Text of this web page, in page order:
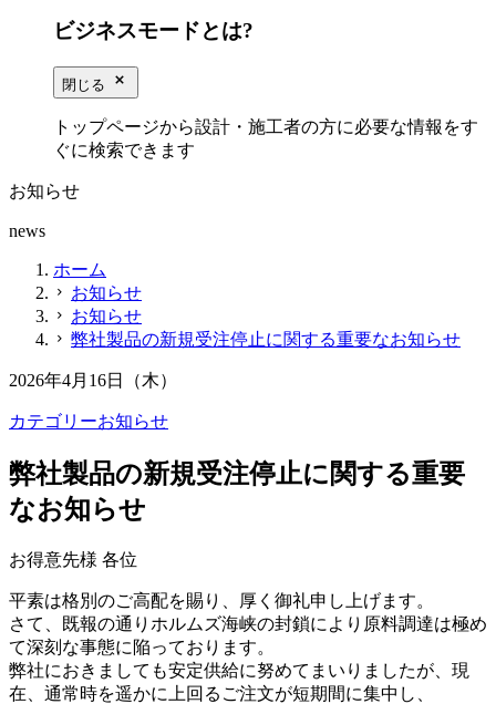
ビジネスモードとは?
閉じる close_small
トップページから設計・施工者の方に必要な情報をす
ぐに検索できます
お知らせ
news
ホーム
chevron_right お知らせ
chevron_right お知らせ
chevron_right 弊社製品の新規受注停止に関する重要なお知らせ
2026年4月16日（木）
カテゴリーお知らせ
弊社製品の新規受注停止に関する重要
なお知らせ
お得意先様 各位
平素は格別のご高配を賜り、厚く御礼申し上げます。
さて、既報の通りホルムズ海峡の封鎖により原料調達は極め
て深刻な事態に陥っております。
弊社におきましても安定供給に努めてまいりましたが、現
在、通常時を遥かに上回るご注文が短期間に集中し、